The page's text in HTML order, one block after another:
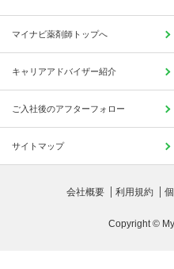
マイナビ薬剤師トップへ
キャリアアドバイザー紹介
ご入社後のアフターフォロー
サイトマップ
会社概要 利用規約
Copyright ©